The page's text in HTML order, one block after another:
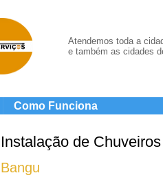
Atendemos toda a
e também as cidades
Como Funciona
Instalação de Chuveiros
Bangu